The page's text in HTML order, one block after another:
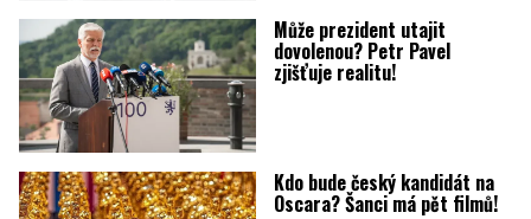
Může prezident utajit
dovolenou? Petr Pavel
zjišťuje realitu!
Kdo bude český kandidát na
Oscara? Šanci má pět filmů!